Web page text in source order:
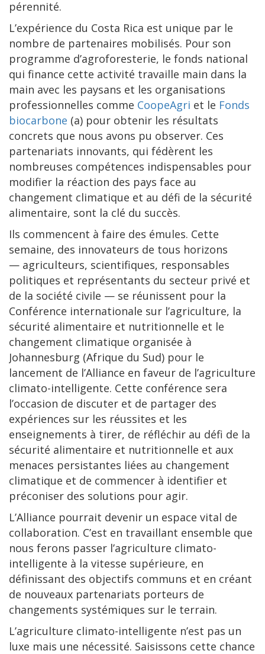
pérennité.
L’expérience du Costa Rica est unique par le
nombre de partenaires mobilisés. Pour son
programme d’agroforesterie, le fonds national
qui finance cette activité travaille main dans la
main avec les paysans et les organisations
professionnelles comme CoopeAgri et le Fonds
biocarbone (a) pour obtenir les résultats
concrets que nous avons pu observer. Ces
partenariats innovants, qui fédèrent les
nombreuses compétences indispensables pour
modifier la réaction des pays face au
changement climatique et au défi de la sécurité
alimentaire, sont la clé du succès.
Ils commencent à faire des émules. Cette
semaine, des innovateurs de tous horizons
— agriculteurs, scientifiques, responsables
politiques et représentants du secteur privé et
de la société civile — se réunissent pour la
Conférence internationale sur l’agriculture, la
sécurité alimentaire et nutritionnelle et le
changement climatique organisée à
Johannesburg (Afrique du Sud) pour le
lancement de l’Alliance en faveur de l’agriculture
climato-intelligente. Cette conférence sera
l’occasion de discuter et de partager des
expériences sur les réussites et les
enseignements à tirer, de réfléchir au défi de la
sécurité alimentaire et nutritionnelle et aux
menaces persistantes liées au changement
climatique et de commencer à identifier et
préconiser des solutions pour agir.
L’Alliance pourrait devenir un espace vital de
collaboration. C’est en travaillant ensemble que
nous ferons passer l’agriculture climato-
intelligente à la vitesse supérieure, en
définissant des objectifs communs et en créant
de nouveaux partenariats porteurs de
changements systémiques sur le terrain.
L’agriculture climato-intelligente n’est pas un
luxe mais une nécessité. Saisissons cette chance